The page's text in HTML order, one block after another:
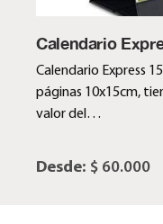
Calendario
Calendario Express
páginas 10x15cm,
valor del…
Desde: $ 60.000